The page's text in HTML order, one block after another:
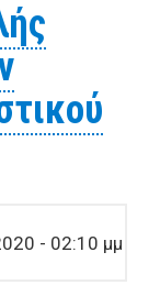
- 02:10 μμ